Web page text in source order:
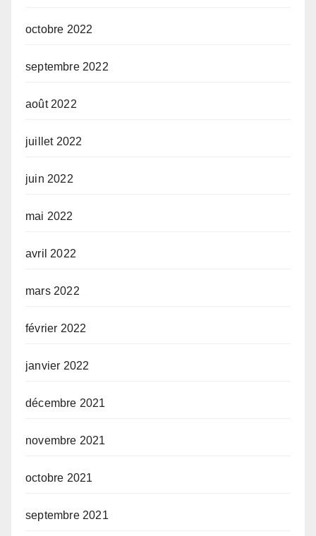
octobre 2022
septembre 2022
août 2022
juillet 2022
juin 2022
mai 2022
avril 2022
mars 2022
février 2022
janvier 2022
décembre 2021
novembre 2021
octobre 2021
septembre 2021